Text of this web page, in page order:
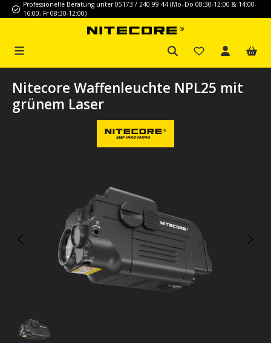
Zum Hauptinhalt springen
Professionelle Beratung unter 05173 / 240 99 44 (Mo–Do 08:30-12:00 & 14:00-
16:00, Fr 08:30-12:00)
Nitecore Waffenleuchte NPL25 mit
grünem Laser